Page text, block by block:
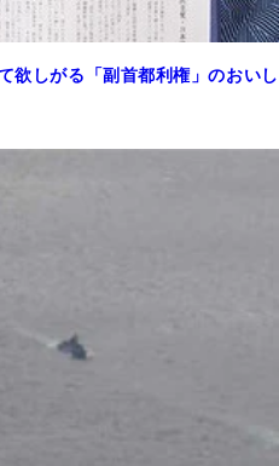
欲しがる「副首都利権」のおいし